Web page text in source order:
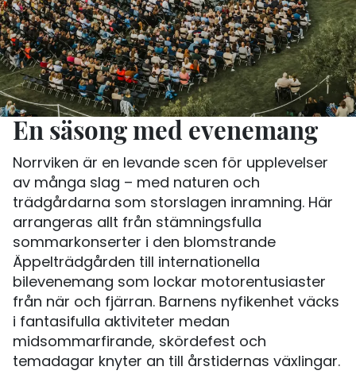
En säsong med evenemang
Norrviken är en levande scen för upplevelser
av många slag – med naturen och
trädgårdarna som storslagen inramning. Här
arrangeras allt från stämningsfulla
sommarkonserter i den blomstrande
Äppelträdgården till internationella
bilevenemang som lockar motorentusiaster
från när och fjärran. Barnens nyfikenhet väcks
i fantasifulla aktiviteter medan
midsommarfirande, skördefest och
temadagar knyter an till årstidernas växlingar.